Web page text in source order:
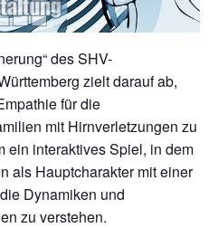
des SHV-
zielt darauf ab,
für die
mit Hirnverletzungen zu
ein interaktives Spiel, in dem
als Hauptcharakter mit einer
Dynamiken und
zu verstehen.